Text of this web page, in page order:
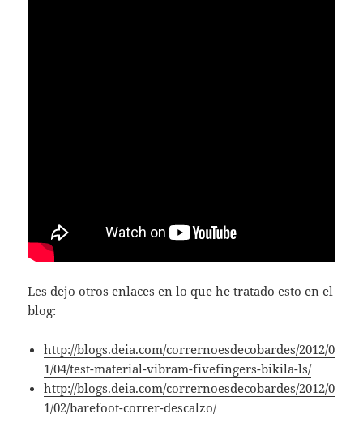
Les dejo otros enlaces en lo que he tratado esto en el
blog:
http://blogs.deia.com/corrernoesdecobardes/2012/0
1/04/test-material-vibram-fivefingers-bikila-ls/
http://blogs.deia.com/corrernoesdecobardes/2012/0
1/02/barefoot-correr-descalzo/